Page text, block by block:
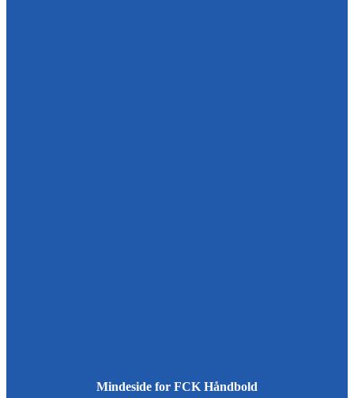
Mindeside for FCK Håndbold